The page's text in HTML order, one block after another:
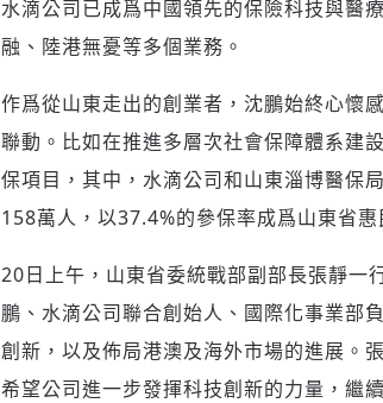
水滴公司已成爲中國領先的保險科技與醫
融、陸港無憂等多個業務。
作爲從山東走出的創業者，沈鵬始終心懷
聯動。比如在推進多層次社會保障體系建
保項目，其中，水滴公司和山東淄博醫保
158萬人，以37.4%的參保率成爲山東省
20日上午，山東省委統戰部副部長張靜一
鵬、水滴公司聯合創始人、國際化事業部
創新，以及佈局港澳及海外市場的進展。
希望公司進一步發揮科技創新的力量，繼